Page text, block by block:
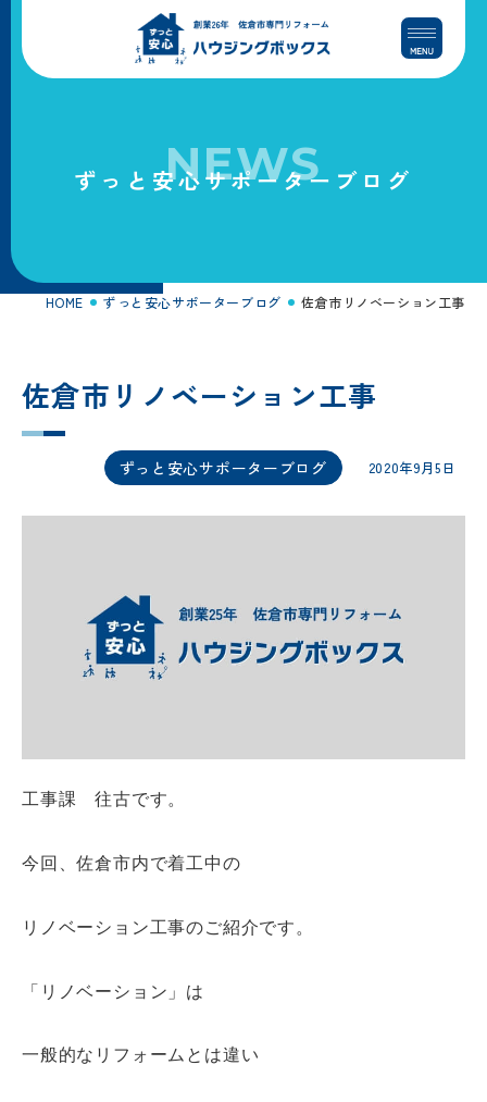
プ
動
ずっと安心サポーターブログ
NEWS
HOME ずっと安心サポーターブログ 佐倉市リノベーション工事
佐倉市リノベーション工事
ずっと安心サポーターブログ 2020年9月5日
工事課 往古です。
今回、佐倉市内で着工中の
リノベーション工事のご紹介です。
「リノベーション」は
一般的なリフォームとは違い